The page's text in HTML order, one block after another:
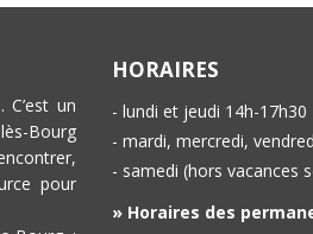
un
Bourg
pour
HORAIRES
- lundi et jeudi 14h-17h30
- mardi, mercredi,
- samedi (hors vacances
» Horaires des